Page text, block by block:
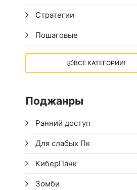
Стратегии
Пошаговые
ВСЕ КАТЕГОРИИ!
Поджанры
Ранний доступ
Для слабых Пк
КиберПанк
Зомби